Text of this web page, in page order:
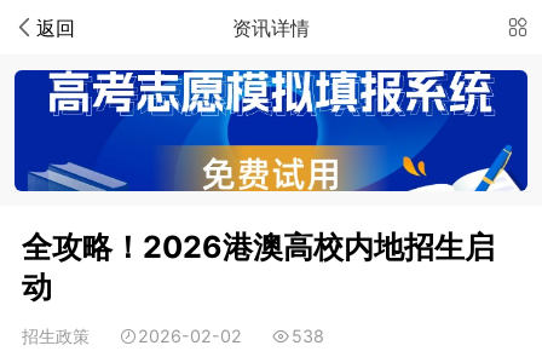
返回 资讯详情
全攻略！2026港澳高校内地招生启
动
招生政策 2026-02-02 538